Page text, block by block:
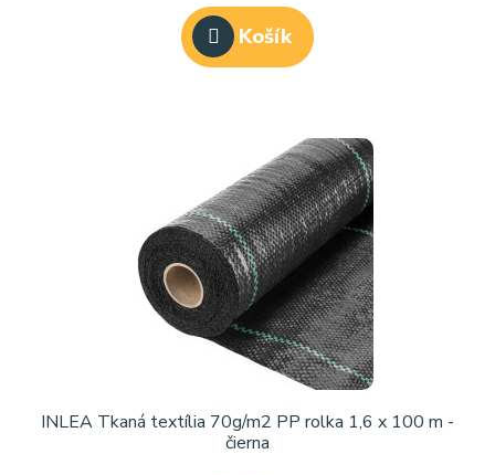
Košík
INLEA Tkaná textília 70g/m2 PP rolka 1,6 x 100 m -
čierna